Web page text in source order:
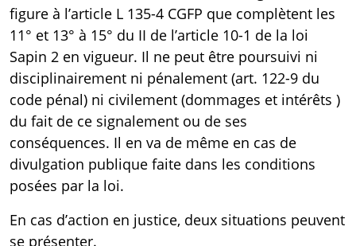
figure à l’article L 135-4 CGFP que complètent les
11° et 13° à 15° du II de l’article 10-1 de la loi
Sapin 2 en vigueur. Il ne peut être poursuivi ni
disciplinairement ni pénalement (art. 122-9 du
code pénal) ni civilement (dommages et intérêts )
du fait de ce signalement ou de ses
conséquences. Il en va de même en cas de
divulgation publique faite dans les conditions
posées par la loi.
En cas d’action en justice, deux situations peuvent
se présenter.